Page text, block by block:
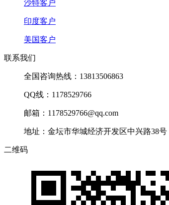
沙特客户
印度客户
美国客户
联系我们
全国咨询热线：13813506863
QQ线：1178529766
邮箱：1178529766@qq.com
地址：金坛市华城经济开发区中兴路38号
二维码